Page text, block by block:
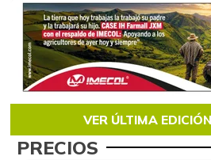
VER ÚLTIMA
PRECIOS